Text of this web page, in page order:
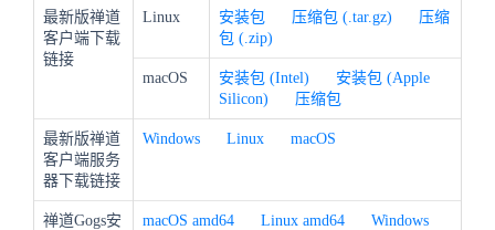
最新版禅道
客户端下载
链接
Linux 安装包 压缩包 (.tar.gz)
压缩
包 (.zip)
macOS 安装包 (Intel)
安装包 (Apple
Silicon)
压缩包
最新版禅道
客户端服务
器下载链接
Windows Linux macOS
禅道Gogs安
macOS amd64 Linux amd64
Windows